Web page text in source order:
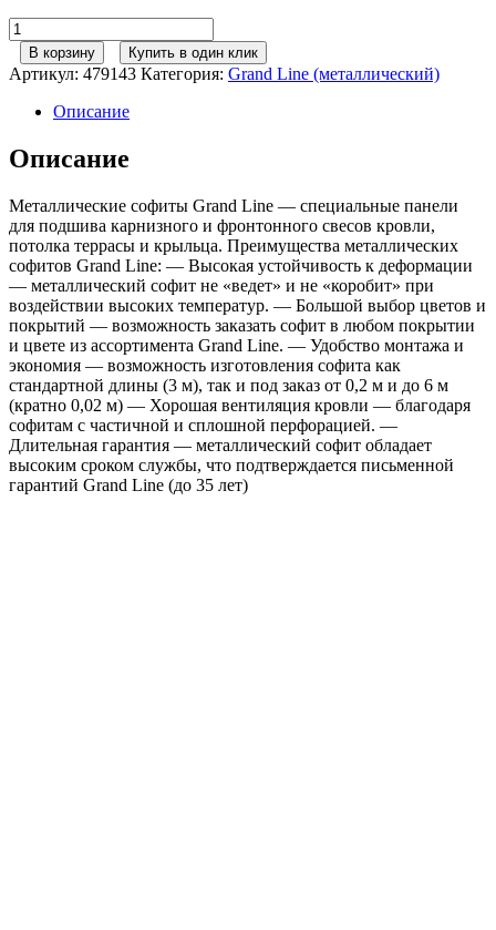
Количество
товара
Софит
металлический
центральная
перфорация
0,45
Drap
с
пленкой
RAL
9005
черный
В корзину Купить в один клик
Артикул: 479143 Категория: Grand Line (металлический)
Описание
Описание
Металлические софиты Grand Line — специальные панели
для подшива карнизного и фронтонного свесов кровли,
потолка террасы и крыльца. Преимущества металлических
софитов Grand Line: — Высокая устойчивость к деформации
— металлический софит не «ведет» и не «коробит» при
воздействии высоких температур. — Большой выбор цветов и
покрытий — возможность заказать софит в любом покрытии
и цвете из ассортимента Grand Line. — Удобство монтажа и
экономия — возможность изготовления софита как
стандартной длины (3 м), так и под заказ от 0,2 м и до 6 м
(кратно 0,02 м) — Хорошая вентиляция кровли — благодаря
софитам с частичной и сплошной перфорацией. —
Длительная гарантия — металлический софит обладает
высоким сроком службы, что подтверждается письменной
гарантий Grand Line (до 35 лет)